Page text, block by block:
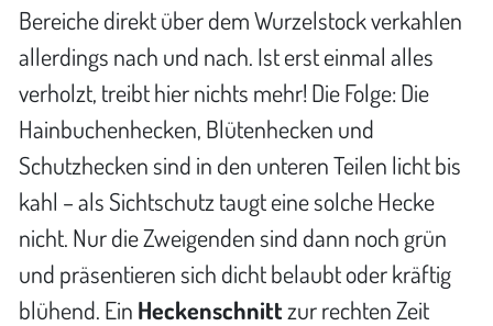
Bereiche direkt über dem Wurzelstock verkahlen
allerdings nach und nach. Ist erst einmal alles
verholzt, treibt hier nichts mehr! Die Folge: Die
Hainbuchenhecken, Blütenhecken und
Schutzhecken sind in den unteren Teilen licht bis
kahl – als Sichtschutz taugt eine solche Hecke
nicht. Nur die Zweigenden sind dann noch grün
und präsentieren sich dicht belaubt oder kräftig
blühend. Ein Heckenschnittzur rechten Zeit